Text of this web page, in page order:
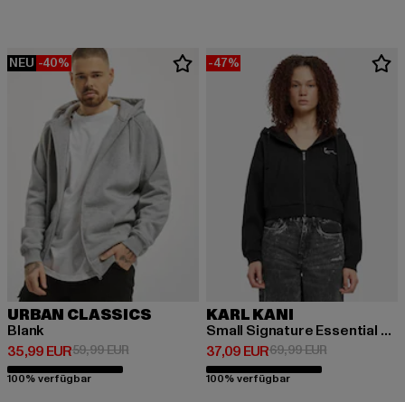
NEU -40%
URBAN CLASSICS
Blank
35,99 EUR
Derzeitiger Preis: 35,99 EUR
59,99 EURAktionspreis: 59,99 EUR
100% verfügbar
-47%
KARL KANI
Small Signature Essential Crop
37,09 EUR
Derzeitiger Preis: 37,09 EUR
69,99 EURAktionspreis:
100% verfügbar